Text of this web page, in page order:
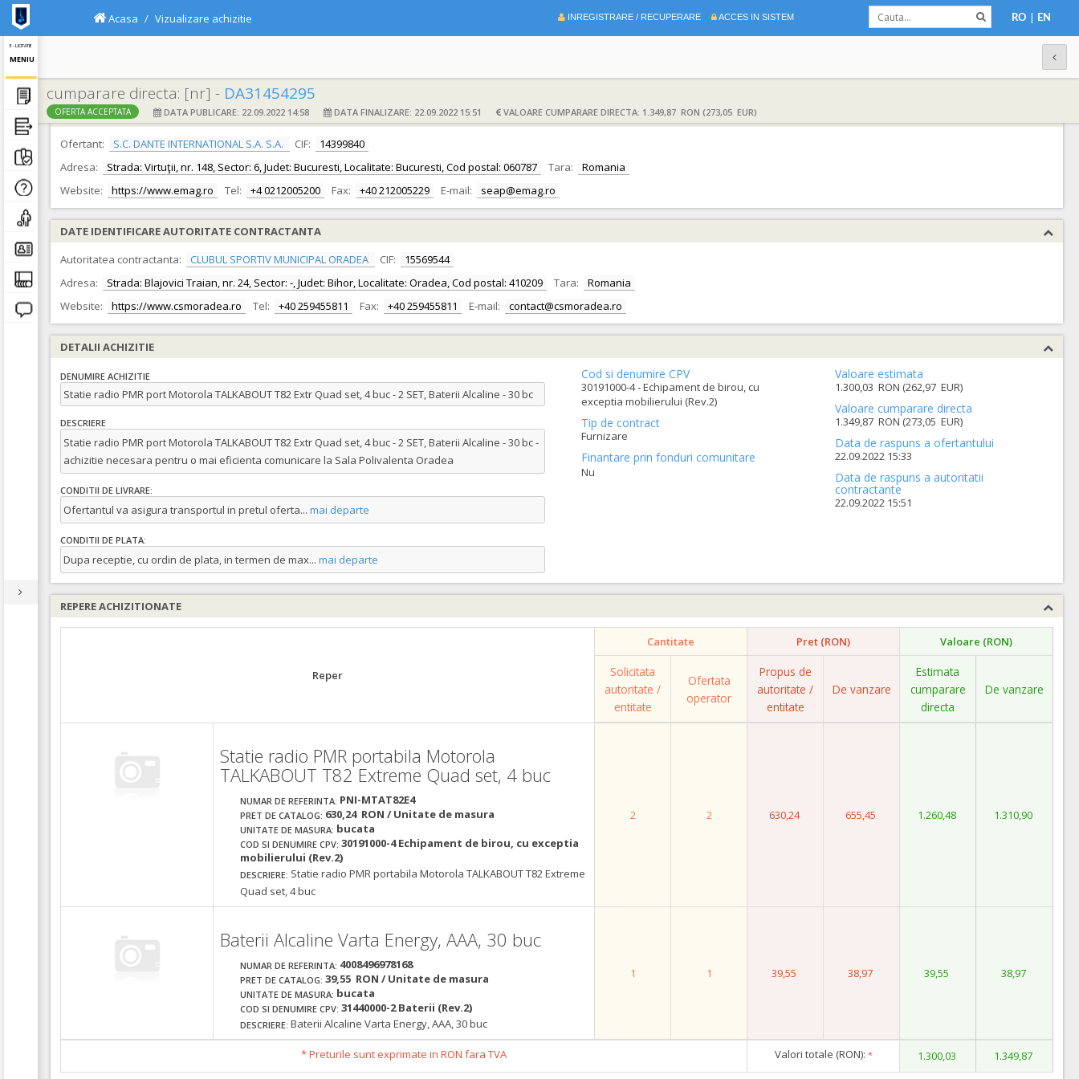
E - LICITATIE
MENIU
INREGISTRARE / RECUPERARE ACCES IN SISTEM RO | EN
Acasa Vizualizare achizitie
cumparare directa: [nr] - DA31454295
OFERTA ACCEPTATA DATA PUBLICARE: 22.09.2022 14:58 DATA FINALIZARE: 22.09.2022 15:51 VALOARE CUMPARARE DIRECTA: 1.349,87 RON (273,05 EUR)
DATE IDENTIFICARE OFERTANT
Ofertant:
S.C. DANTE INTERNATIONAL S.A. S.A. CIF:
14399840
Adresa:
Strada: Virtuţii, nr. 148, Sector: 6, Judet: Bucuresti, Localitate: Bucuresti, Cod postal: 060787 Tara:
Romania
Website:
https://www.emag.ro Tel: +4 0212005200 Fax: +40 212005229 E-mail: seap@emag.ro
DATE IDENTIFICARE AUTORITATE CONTRACTANTA
Autoritatea contractanta:
CLUBUL SPORTIV MUNICIPAL ORADEA CIF:
15569544
Adresa:
Strada: Blajovici Traian, nr. 24, Sector: -, Judet: Bihor, Localitate: Oradea, Cod postal: 410209 Tara:
Romania
Website:
https://www.csmoradea.ro Tel: +40 259455811 Fax: +40 259455811 E-mail: contact@csmoradea.ro
DETALII ACHIZITIE
DENUMIRE ACHIZITIE
Statie radio PMR port Motorola TALKABOUT T82 Extr Quad set, 4 buc - 2 SET, Baterii Alcaline - 30 bc
DESCRIERE
Statie radio PMR port Motorola TALKABOUT T82 Extr Quad set, 4 buc - 2 SET, Baterii Alcaline - 30 bc -
achizitie necesara pentru o mai eficienta comunicare la Sala Polivalenta Oradea
CONDITII DE LIVRARE:
Ofertantul va asigura transportul in pretul oferta... mai departe
CONDITII DE PLATA:
Dupa receptie, cu ordin de plata, in termen de max... mai departe
Cod si denumire CPV
30191000-4 - Echipament de birou, cu
exceptia mobilierului (Rev.2)
Tip de contract
Furnizare
Finantare prin fonduri comunitare
Nu
Valoare estimata
1.300,03 RON (262,97 EUR)
Valoare cumparare directa
1.349,87 RON (273,05 EUR)
Data de raspuns a ofertantului
22.09.2022 15:33
Data de raspuns a autoritatii
contractante
22.09.2022 15:51
REPERE ACHIZITIONATE
Reper
Cantitate Pret (RON) Valoare (RON)
Solicitata
autoritate /
entitate
Ofertata
operator
Propus de
autoritate /
entitate
De vanzare
Estimata
cumparare
directa
De vanzare
Statie radio PMR portabila Motorola
TALKABOUT T82 Extreme Quad set, 4 buc
NUMAR DE REFERINTA: PNI-MTAT82E4
PRET DE CATALOG: 630,24 RON / Unitate de masura
UNITATE DE MASURA: bucata
COD SI DENUMIRE CPV: 30191000-4 Echipament de birou, cu exceptia
mobilierului (Rev.2)
DESCRIERE: Statie radio PMR portabila Motorola TALKABOUT T82 Extreme
Quad set, 4 buc
2 2 630,24 655,45 1.260,48 1.310,90
Baterii Alcaline Varta Energy, AAA, 30 buc
NUMAR DE REFERINTA: 4008496978168
PRET DE CATALOG: 39,55 RON / Unitate de masura
UNITATE DE MASURA: bucata
COD SI DENUMIRE CPV: 31440000-2 Baterii (Rev.2)
DESCRIERE: Baterii Alcaline Varta Energy, AAA, 30 buc
1 1 39,55 38,97 39,55 38,97
* Preturile sunt exprimate in RON fara TVA Valori totale (RON): * 1.300,03 1.349,87